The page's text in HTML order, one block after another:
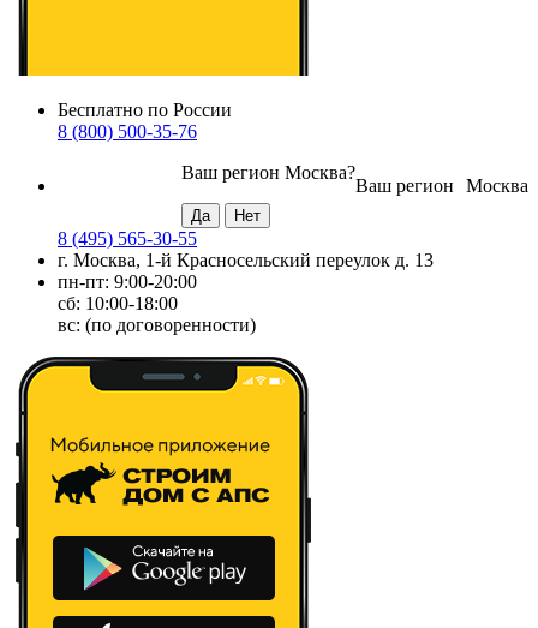
Бесплатно по России
8 (800) 500-35-76
Москва
Ваш регион
Ваш регион Москва?
8 (495) 565-30-55
г. Москва, 1-й Красносельский переулок д. 13
пн-пт: 9:00-20:00
сб: 10:00-18:00
вс: (по договоренности)